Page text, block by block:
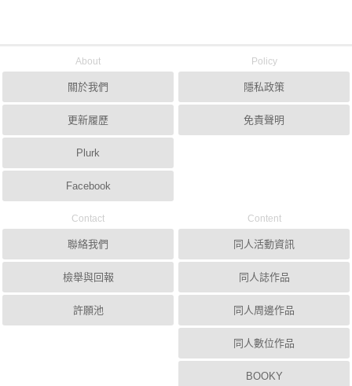
About
關於我們
更新履歷
Plurk
Facebook
Policy
隱私政策
免責聲明
Contact
聯絡我們
檢舉與回報
許願池
Content
同人活動資訊
同人誌作品
同人周邊作品
同人數位作品
BOOKY